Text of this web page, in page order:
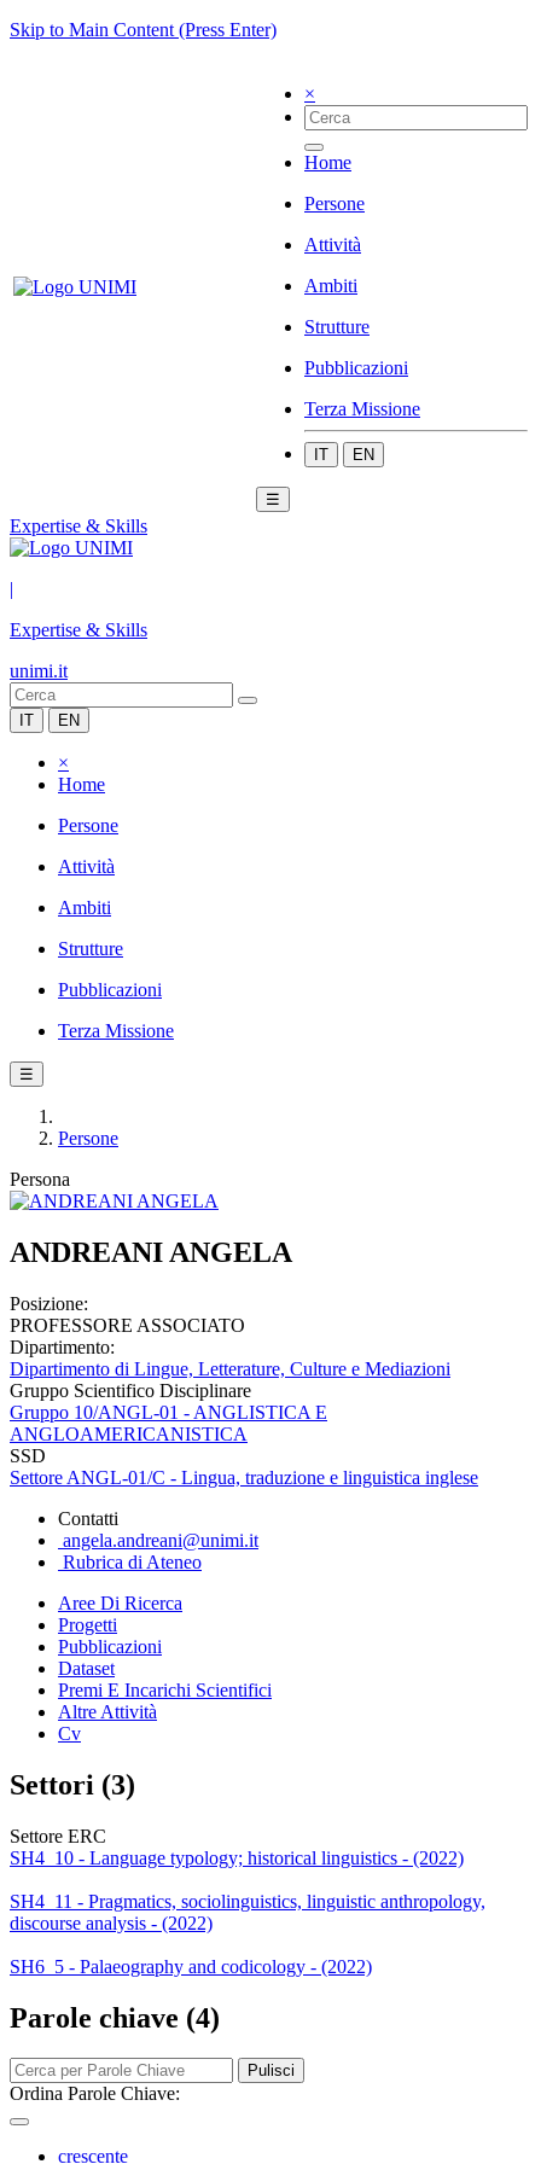
Skip to Main Content (Press Enter)
×
Home
Persone
Attività
Ambiti
Strutture
Pubblicazioni
Terza Missione
IT EN
☰
Expertise & Skills
|
Expertise & Skills
unimi.it
IT EN
×
Home
Persone
Attività
Ambiti
Strutture
Pubblicazioni
Terza Missione
☰
Persone
Persona
ANDREANI ANGELA
Posizione:
PROFESSORE ASSOCIATO
Dipartimento:
Dipartimento di Lingue, Letterature, Culture e Mediazioni
Gruppo Scientifico Disciplinare
Gruppo 10/ANGL-01 - ANGLISTICA E
ANGLOAMERICANISTICA
SSD
Settore ANGL-01/C - Lingua, traduzione e linguistica inglese
Contatti
angela.andreani@unimi.it
Rubrica di Ateneo
Aree Di Ricerca
Progetti
Pubblicazioni
Dataset
Premi E Incarichi Scientifici
Altre Attività
Cv
Settori (3)
Settore ERC
SH4_10 - Language typology; historical linguistics - (2022)
SH4_11 - Pragmatics, sociolinguistics, linguistic anthropology,
discourse analysis - (2022)
SH6_5 - Palaeography and codicology - (2022)
Parole chiave (4)
Pulisci
Ordina Parole Chiave:
crescente